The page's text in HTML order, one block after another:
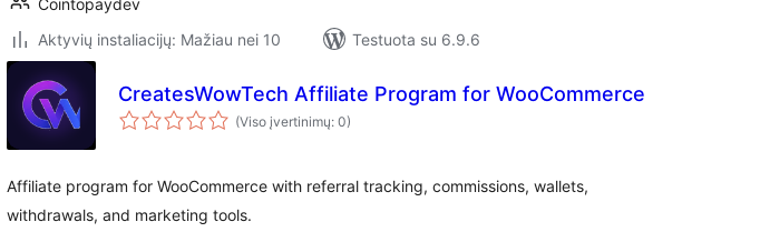
Cointopaydev
Aktyvių instaliacijų: Mažiau nei 10
Testuota su 6.9.6
CreatesWowTech Affiliate Program for WooCommerce
(Viso įvertinimų: 0)
Affiliate program for WooCommerce with referral tracking, commissions, wallets,
withdrawals, and marketing tools.